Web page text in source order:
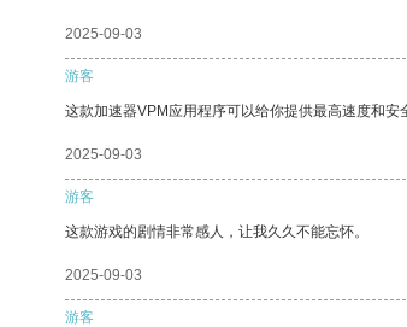
2025-09-03
游客
这款加速器VPM应用程序可以给你提供最高速度和安
2025-09-03
游客
这款游戏的剧情非常感人，让我久久不能忘怀。
2025-09-03
游客